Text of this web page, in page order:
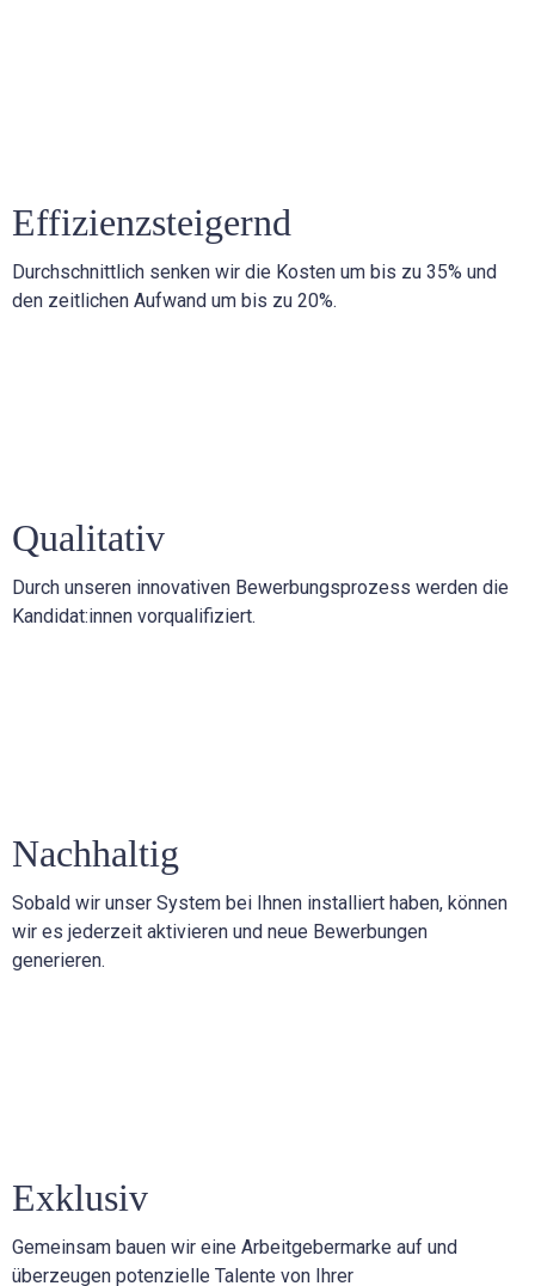
Effizienzsteigernd
Durchschnittlich senken wir die Kosten um bis zu 35% und
den zeitlichen Aufwand um bis zu 20%.
Qualitativ
Durch unseren innovativen Bewerbungsprozess werden die
Kandidat:innen vorqualifiziert.
Nachhaltig
Sobald wir unser System bei Ihnen installiert haben, können
wir es jederzeit aktivieren und neue Bewerbungen
generieren.
Exklusiv
Gemeinsam bauen wir eine Arbeitgebermarke auf und
überzeugen potenzielle Talente von Ihrer